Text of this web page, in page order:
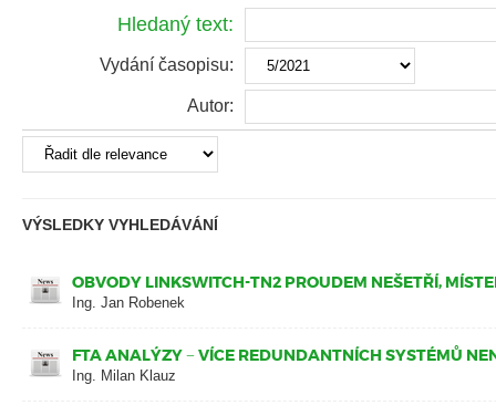
Hledaný text:
Vydání časopisu:
Autor:
VÝSLEDKY VYHLEDÁVÁNÍ
OBVODY LINKSWITCH-TN2 PROUDEM NEŠETŘÍ,
Ing. Jan Robenek
FTA ANALÝZY − VÍCE REDUNDANTNÍCH SYSTÉMŮ
Ing. Milan Klauz